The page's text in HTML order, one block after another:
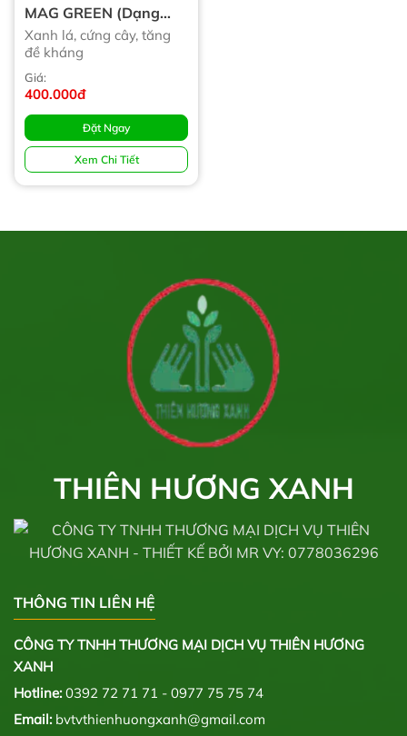
MAG GREEN (Dạng
Tinh Thể)
Xanh lá, cứng cây, tăng
đề kháng
Giá:
400.000đ
Đặt Ngay
Xem Chi Tiết
THIÊN HƯƠNG XANH
THÔNG TIN LIÊN HỆ
CÔNG TY TNHH THƯƠNG MẠI DỊCH VỤ THIÊN HƯƠNG
XANH
Hotline: 0392 72 71 71 - 0977 75 75 74
Email: bvtvthienhuongxanh@gmail.com